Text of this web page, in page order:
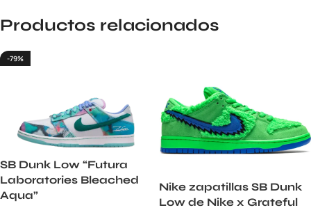
Productos relacionados
-79%
SB Dunk Low “Futura
Laboratories Bleached
Aqua”
Nike zapatillas SB Dunk
Low de Nike x Grateful